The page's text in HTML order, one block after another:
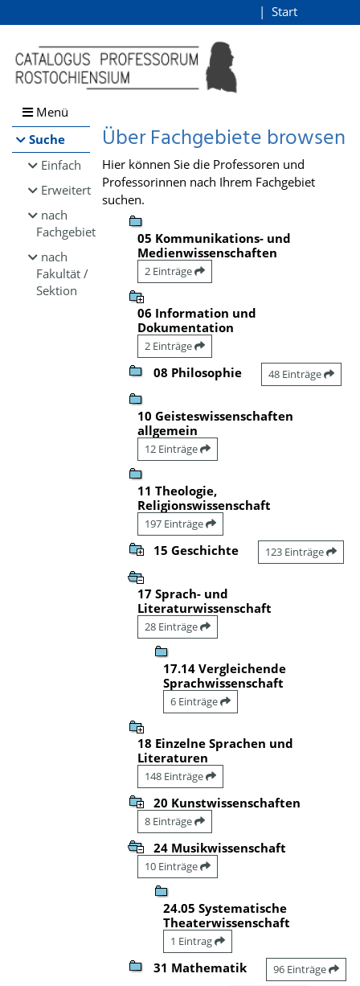
Browsen
direkt zum Inhalt
Start
Menü
Suche
Einfach
Erweitert
nach
Fachgebiet
nach
Fakultät /
Sektion
Über Fachgebiete browsen
Hier können Sie die Professoren und
Professorinnen nach Ihrem Fachgebiet
suchen.
05 Kommunikations- und
Medienwissenschaften
2 Einträge
06 Information und
Dokumentation
2 Einträge
08 Philosophie 48 Einträge
10 Geisteswissenschaften
allgemein
12 Einträge
11 Theologie,
Religionswissenschaft
197 Einträge
15 Geschichte 123 Einträge
17 Sprach- und
Literaturwissenschaft
28 Einträge
17.14 Vergleichende
Sprachwissenschaft
6 Einträge
18 Einzelne Sprachen und
Literaturen
148 Einträge
20 Kunstwissenschaften
8 Einträge
24 Musikwissenschaft
10 Einträge
24.05 Systematische
Theaterwissenschaft
1 Eintrag
31 Mathematik 96 Einträge